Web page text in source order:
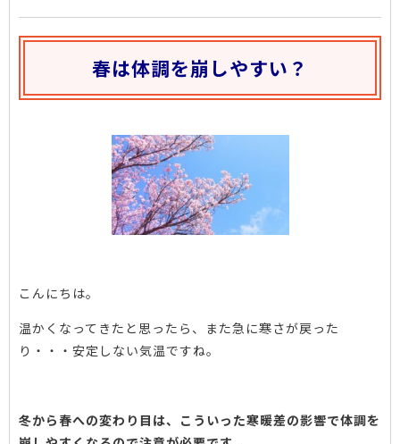
春は体調を崩しやすい？
こんにちは。
温かくなってきたと思ったら、また急に寒さが戻った
り・・・安定しない気温ですね。
冬から春への変わり目は、こういった寒暖差の影響で体調を